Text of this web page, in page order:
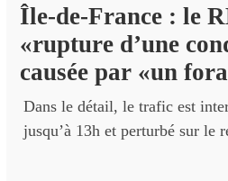
Île-de-France : le
«rupture d’une
causée par «un
Dans le détail, le trafic est
jusqu’à 13h et perturbé sur le